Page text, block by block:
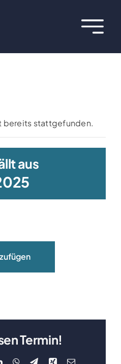
bereits stattgefunden.
aus
Termin!
LinkedInWhatsApp
Telegram
Xing E-